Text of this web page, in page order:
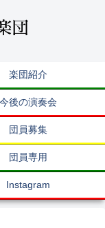
楽団紹介
今後の演奏会
団員募集
団員専用
Instagram